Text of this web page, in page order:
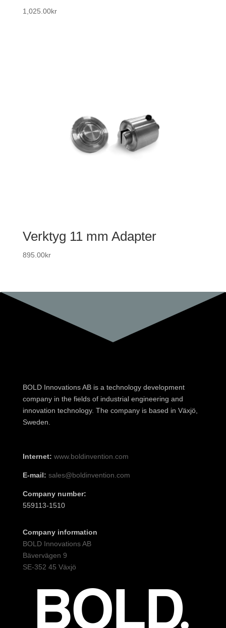
1,025.00kr
Verktyg 11 mm Adapter
895.00kr
BOLD Innovations AB is a technology development
company in the fields of industrial engineering and
innovation technology. The company is based in Växjö,
Sweden.
Internet: www.boldinvention.com
E-mail: sales@boldinvention.com
Company number:
559113-1510
Company information
BOLD Innovations AB
Bävervägen 9
SE-352 45 Växjö